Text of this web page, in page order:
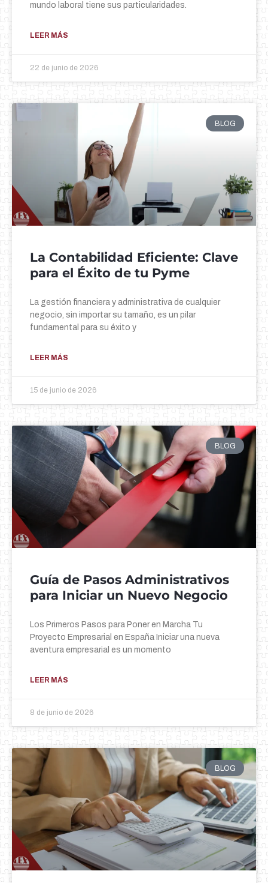
mundo laboral tiene sus particularidades.
LEER MÁS
22 de junio de 2026
BLOG
La Contabilidad Eficiente: Clave
para el Éxito de tu Pyme
La gestión financiera y administrativa de cualquier
negocio, sin importar su tamaño, es un pilar
fundamental para su éxito y
LEER MÁS
15 de junio de 2026
BLOG
Guía de Pasos Administrativos
para Iniciar un Nuevo Negocio
Los Primeros Pasos para Poner en Marcha Tu
Proyecto Empresarial en España Iniciar una nueva
aventura empresarial es un momento
LEER MÁS
8 de junio de 2026
BLOG